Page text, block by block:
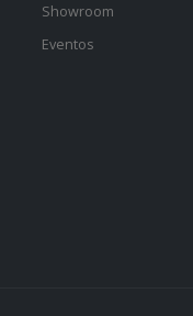
Showroom
Eventos